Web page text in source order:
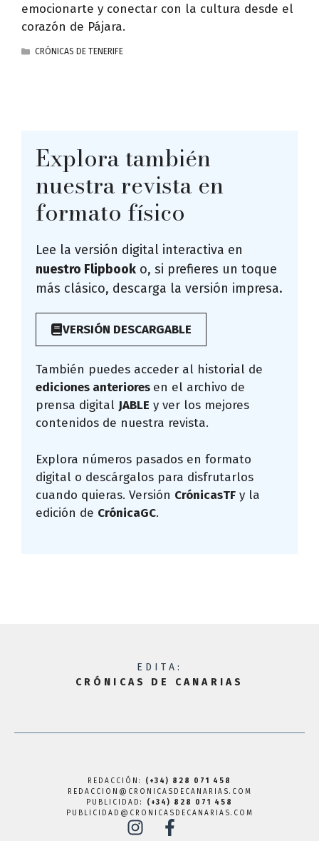
emocionarte y conectar con la cultura desde el
corazón de Pájara.
CATEGORÍAS
CRÓNICAS DE TENERIFE
Explora también
nuestra revista en
formato físico
Lee la versión digital interactiva en
nuestro Flipbook o, si prefieres un toque
más clásico, descarga la versión impresa.
VERSIÓN DESCARGABLE
También puedes acceder al historial de
ediciones anteriores en el archivo de
prensa digital JABLE y ver los mejores
contenidos de nuestra revista.
Explora números pasados en formato
digital o descárgalos para disfrutarlos
cuando quieras. Versión CrónicasTF y la
edición de CrónicaGC.
EDITA:
CRÓNICAS DE CANARIAS
REDACCIÓN: (+34) 828 071 458
REDACCION@CRONICASDECANARIAS.COM
PUBLICIDAD: (+34) 828 071 458
PUBLICIDAD@CRONICASDECANARIAS.COM